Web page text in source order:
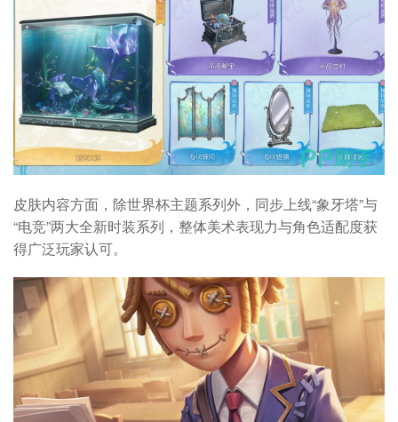
皮肤内容方面，除世界杯主题系列外，同步上线“象牙塔”与
“电竞”两大全新时装系列，整体美术表现力与角色适配度获
得广泛玩家认可。